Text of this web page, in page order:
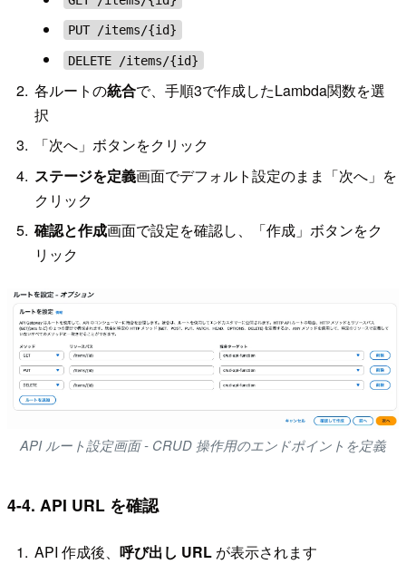
PUT /items/{id}
DELETE /items/{id}
各ルートの統合で、手順3で作成したLambda関数を選
択
「次へ」ボタンをクリック
ステージを定義画面でデフォルト設定のまま「次へ」を
クリック
確認と作成画面で設定を確認し、「作成」ボタンをク
リック
API ルート設定画面 - CRUD 操作用のエンドポイントを定義
4-4. API URL を確認
API 作成後、呼び出し URL が表示されます